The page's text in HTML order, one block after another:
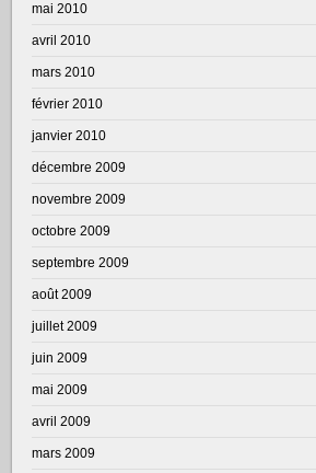
mai 2010
avril 2010
mars 2010
février 2010
janvier 2010
décembre 2009
novembre 2009
octobre 2009
septembre 2009
août 2009
juillet 2009
juin 2009
mai 2009
avril 2009
mars 2009